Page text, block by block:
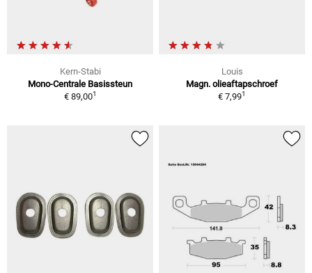
Kern-Stabi
Mono-Centrale Basissteun
€ 89,001
Louis
Magn. olieaftapschroef
€ 7,991